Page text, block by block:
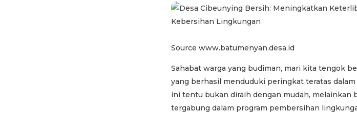
Source www.batumenyan.desa.id
Sahabat warga yang budiman, mari kita tengok
yang berhasil menduduki peringkat teratas
ini tentu bukan diraih dengan mudah, melainkan
tergabung dalam program pembersihan